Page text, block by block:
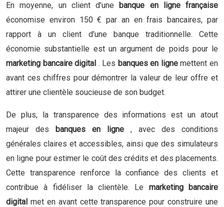
En moyenne, un client d’une banque en ligne française
économise environ 150 € par an en frais bancaires, par
rapport à un client d’une banque traditionnelle. Cette
économie substantielle est un argument de poids pour le
marketing bancaire digital . Les banques en lignemettent en
avant ces chiffres pour démontrer la valeur de leur offre et
attirer une clientèle soucieuse de son budget.
De plus, la transparence des informations est un atout
majeur des banques en ligne , avec des conditions
générales claires et accessibles, ainsi que des simulateurs
en ligne pour estimer le coût des crédits et des placements.
Cette transparence renforce la confiance des clients et
contribue à fidéliser la clientèle. Le marketing bancaire
digital met en avant cette transparence pour construire une